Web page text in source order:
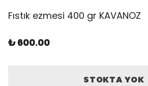
Fıstık ezmesi 400 gr KAVANOZ
₺ 600.00
STOKTA YOK